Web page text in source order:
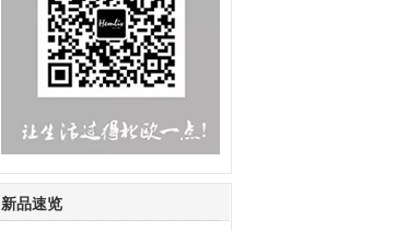
新品速览